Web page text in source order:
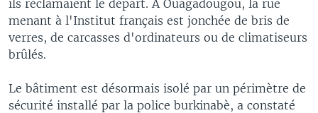
ils réclamaient le départ. A Ouagadougou, la rue
menant à l'Institut français est jonchée de bris de
verres, de carcasses d'ordinateurs ou de climatiseurs
brûlés.
Le bâtiment est désormais isolé par un périmètre de
sécurité installé par la police burkinabè, a constaté